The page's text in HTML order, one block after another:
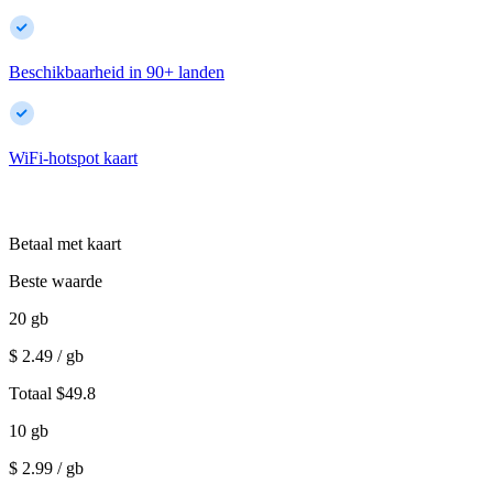
Beschikbaarheid in 90+ landen
WiFi-hotspot kaart
Betaal met kaart
Beste waarde
20 gb
$ 2.49 / gb
Totaal $49.8
10 gb
$ 2.99 / gb